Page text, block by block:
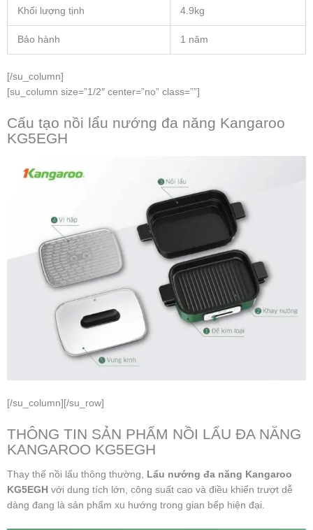
Khối lượng tịnh 4.9kg
Bảo hành 1 năm
[/su_column]
[su_column size=”1/2″ center=”no” class=””]
Cấu tạo nồi lẩu nướng đa năng Kangaroo
KG5EGH
[/su_column][/su_row]
THÔNG TIN SẢN PHẨM NỒI LẨU ĐA NĂNG
KANGAROO KG5EGH
Thay thế nồi lẩu thông thường, Lẩu nướng đa năng Kangaroo
KG5EGH với dung tích lớn, công suất cao và điều khiển trượt dễ
dàng đang là sản phẩm xu hướng trong gian bếp hiện đại.